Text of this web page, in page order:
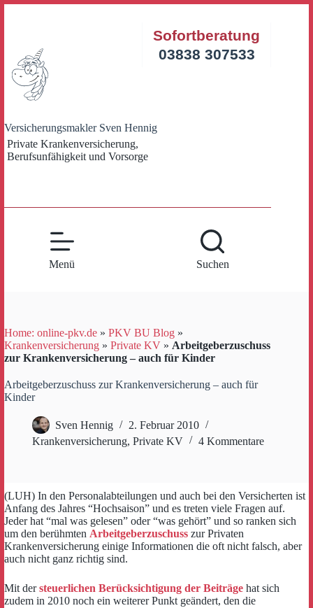
Versicherungsmakler Sven Hennig
Private Krankenversicherung,
Berufsunfähigkeit und Vorsorge
Sofortberatung
03838 307533
Menü Suchen
Home: online-pkv.de » PKV BU Blog »
Krankenversicherung » Private KV » Arbeitgeberzuschuss
zur Krankenversicherung – auch für Kinder
Arbeitgeberzuschuss zur Krankenversicherung – auch für
Kinder
Sven Hennig
2. Februar 2010
Krankenversicherung, Private KV 4 Kommentare
(LUH) In den Personalabteilungen und auch bei den Versicherten ist
Anfang des Jahres “Hochsaison” und es treten viele Fragen auf.
Jeder hat “mal was gelesen” oder “was gehört” und so ranken sich
um den berühmten Arbeitgeberzuschuss zur Privaten
Krankenversicherung einige Informationen die oft nicht falsch, aber
auch nicht ganz richtig sind.
Mit dersteuerlichen Berücksichtigung der Beiträge hat sich
zudem in 2010 noch ein weiterer Punkt geändert, den die